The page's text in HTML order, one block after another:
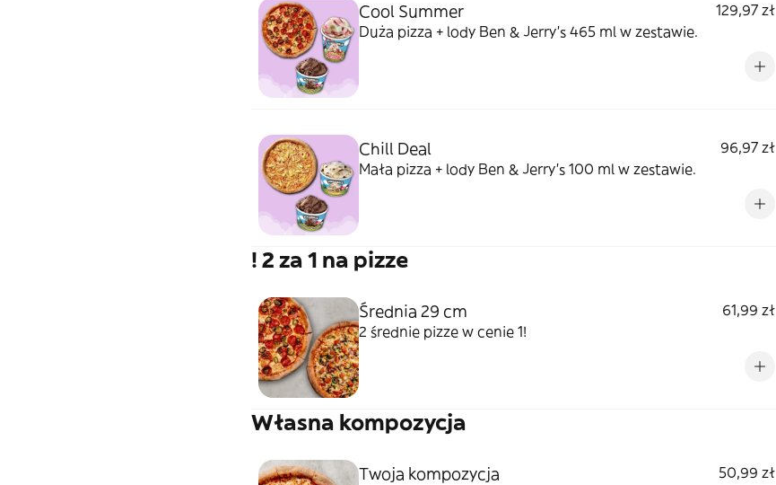
Cool Summer
129,97 zł
Duża pizza + lody Ben & Jerry’s 465 ml w zestawie.
Chill Deal
96,97 zł
Mała pizza + lody Ben & Jerry’s 100 ml w zestawie.
! 2 za 1 na pizze
Średnia 29 cm
61,99 zł
2 średnie pizze w cenie 1!
Własna kompozycja
Twoja kompozycja 50,99 zł